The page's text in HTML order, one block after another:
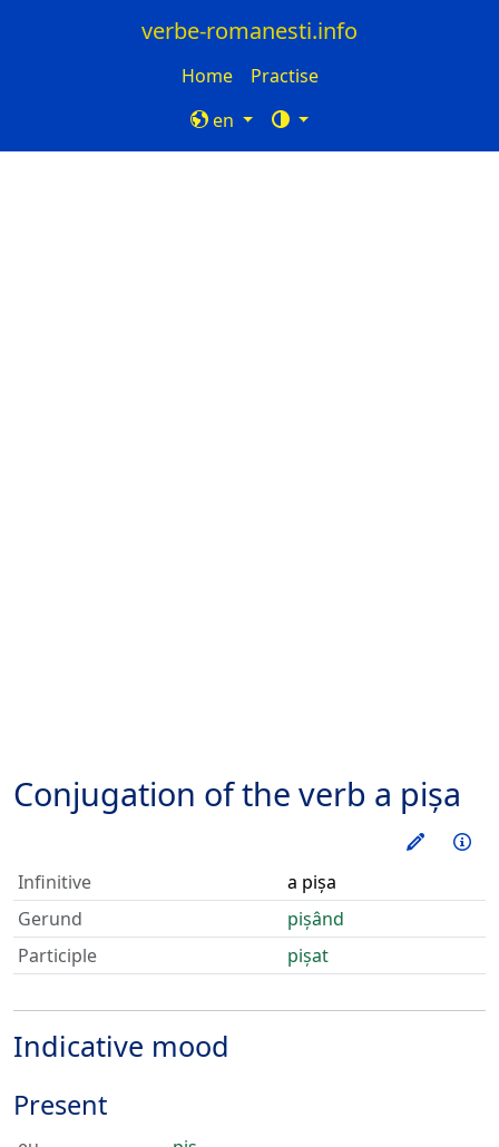
verbe-romanesti.info
Home
Practise
en
Conjugation of the verb a pișa
Train
Infinitive
a pișa
Gerund
pișând
Participle
pișat
Indicative mood
Present